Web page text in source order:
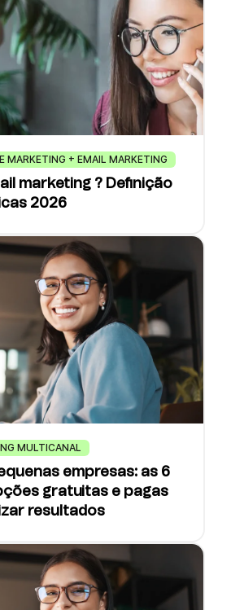
MARKETING + EMAIL MARKETING
marketing ? Definição
2026
MULTICANAL
empresas: as 6
gratuitas e pagas
resultados